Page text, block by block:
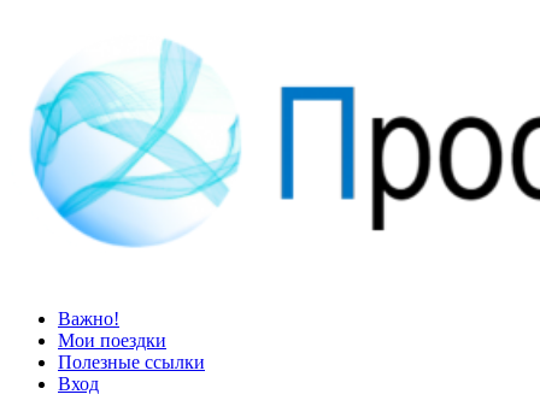
Просто блог
Мир удивительней, чем кажется
Важно!
Мои поездки
Полезные ссылки
Вход